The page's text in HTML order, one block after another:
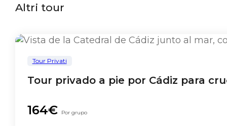
Altri tour
Tour Privati
Tour privado a pie por Cádiz para
164€ Por grupo